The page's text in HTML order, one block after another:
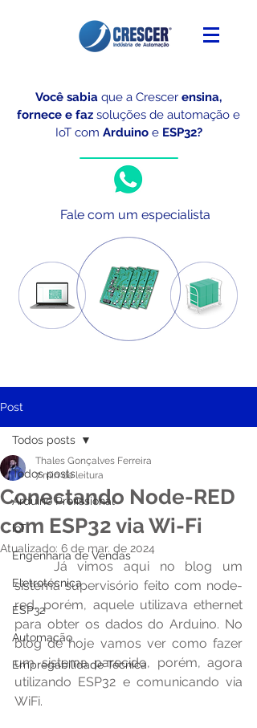
Você sabia que a Crescer ensina,
fornece e faz soluções de automação e
IoT com Arduino e ESP32?
Fale com um especialista
Post
Todos posts
Arduino Profissional
IoT
Engenharia de Vendas
Eletrotécnica
ESP32
Automação
Empregabilidade Técnica
Todos posts
Conectando Node-RED
com ESP32 via Wi-Fi
Thales Gonçalves Ferreira
7 min de leitura
Atualizado: 6 de mar. de 2024
	Já vimos aqui no blog um
sistema supervisório feito com node-
red, porém, aquele utilizava ethernet
para obter os dados do Arduino. No
blog de hoje vamos ver como fazer
um sistema parecido, porém, agora
utilizando ESP32 e comunicando via
WiFi.